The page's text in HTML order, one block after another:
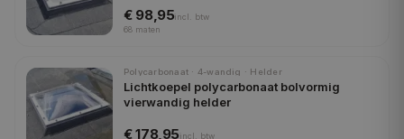
€ 98,95incl.
btw
68 maten
Polycarbonaat · 4-wandig · Helder
Lichtkoepel polycarbonaat bolvormig
vierwandig helder
€ 178,95incl.
btw